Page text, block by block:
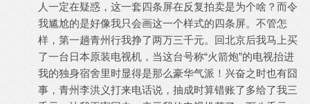
人一定在疑惑，这一套四条屏在反复拍卖是为个啥？而令
我尴尬的是好像我只会画这一个样式的四条屏。不管怎
样，第一趟青州行我挣了两万三千元。回北京后我马上买
了一台日本原装电视机，当这台号称“火箭炮”的电视抬进
我的独身宿舍里时显得是那么豪华气派！兴奋之时也有囧
事，青州李洪义打来电话说，抽成时算错账了多给了我三